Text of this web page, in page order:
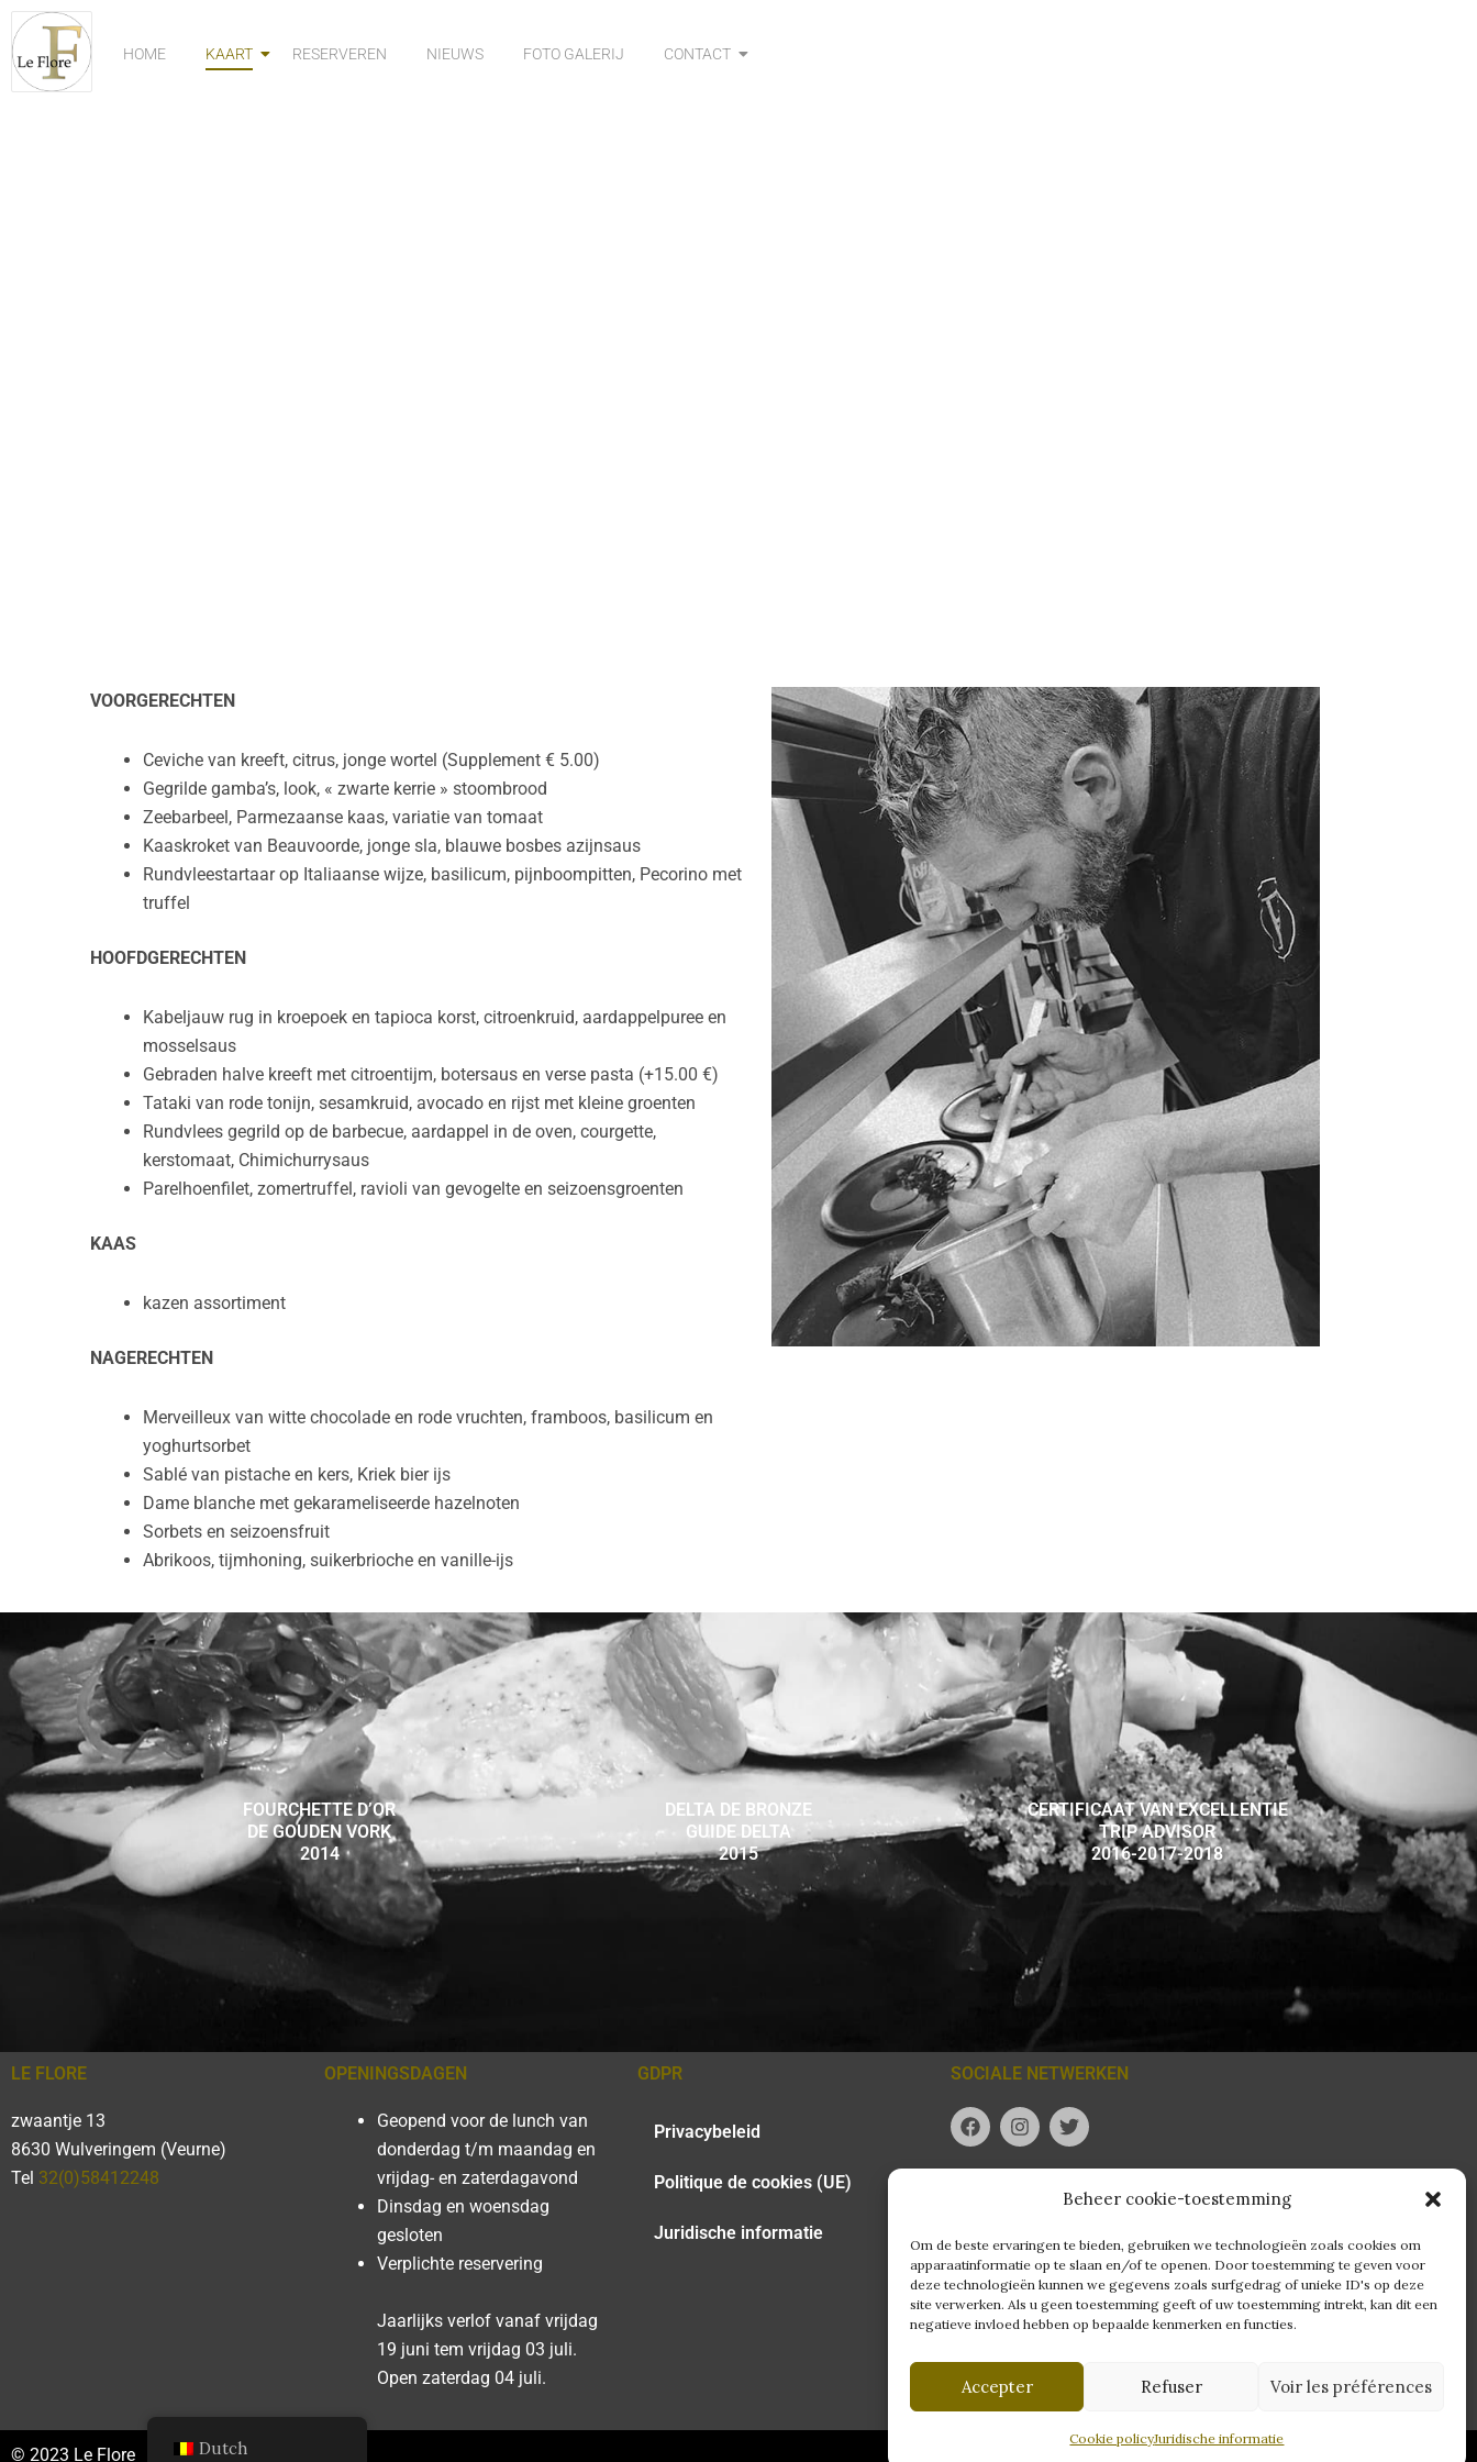
Beheer cookie-toestemming
Om de beste ervaringen te bieden, gebruiken we technologieën zoals cookies om
apparaatinformatie op te slaan en/of te openen. Door toestemming te geven voor
deze technologieën kunnen we gegevens zoals surfgedrag of unieke ID's op deze
site verwerken. Als u geen toestemming geeft of uw toestemming intrekt, kan dit een
negatieve invloed hebben op bepaalde kenmerken en functies.
Accepter Refuser Voir les préférences
Cookie policyJuridische informatie
Spring
naar
de
HOME KAART RESERVEREN NIEUWS FOTO GALERIJ CONTACT
VOORGERECHTEN
Ceviche van kreeft, citrus, jonge wortel (Supplement € 5.00)
Gegrilde gamba’s, look, « zwarte kerrie » stoombrood
Zeebarbeel, Parmezaanse kaas, variatie van tomaat
Kaaskroket van Beauvoorde, jonge sla, blauwe bosbes azijnsaus
Rundvleestartaar op Italiaanse wijze, basilicum, pijnboompitten, Pecorino met
truffel
HOOFDGERECHTEN
Kabeljauw rug in kroepoek en tapioca korst, citroenkruid, aardappelpuree en
mosselsaus
Gebraden halve kreeft met citroentijm, botersaus en verse pasta (+15.00 €)
Tataki van rode tonijn, sesamkruid, avocado en rijst met kleine groenten
Rundvlees gegrild op de barbecue, aardappel in de oven, courgette,
kerstomaat, Chimichurrysaus
Parelhoenfilet, zomertruffel, ravioli van gevogelte en seizoensgroenten
KAAS
kazen assortiment
NAGERECHTEN
Merveilleux van witte chocolade en rode vruchten, framboos, basilicum en
yoghurtsorbet
Sablé van pistache en kers, Kriek bier ijs
Dame blanche met gekarameliseerde hazelnoten
Sorbets en seizoensfruit
Abrikoos, tijmhoning, suikerbrioche en vanille-ijs
FOURCHETTE D’OR
DE GOUDEN VORK
2014
DELTA DE BRONZE
GUIDE DELTA
2015
CERTIFICAAT VAN EXCELLENTIE
TRIP ADVISOR
2016-2017-2018
LE FLORE
zwaantje 13
8630 Wulveringem (Veurne)
Tel 32(0)58412248
OPENINGSDAGEN
Geopend voor de lunch van
donderdag t/m maandag en
vrijdag- en zaterdagavond
Dinsdag en woensdag
gesloten
Verplichte reservering
Jaarlijks verlof vanaf vrijdag
19 juni tem vrijdag 03 juli.
Open zaterdag 04 juli.
GDPR
Privacybeleid
Politique de cookies (UE)
Juridische informatie
SOCIALE NETWERKEN
F
a
c
e
k
I
n
s
t
a
m
T
w
i
t
t
© 2023 Le Flore Dutch